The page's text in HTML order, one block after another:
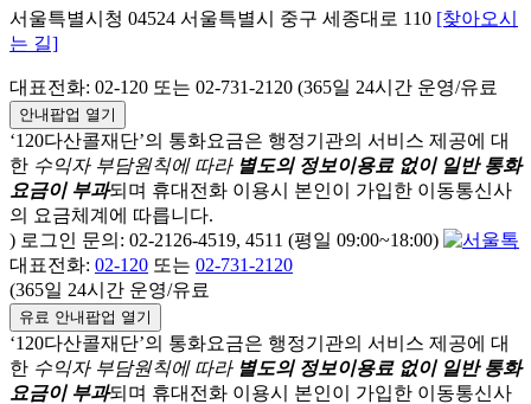
서울특별시청 04524 서울특별시 중구 세종대로 110 [찾아오시
는 길]
대표전화: 02-120 또는 02-731-2120 (365일 24시간 운영/유료
안내팝업 열기
‘120다산콜재단’의 통화요금은 행정기관의 서비스 제공에 대
한 수익자 부담원칙에 따라 별도의 정보이용료 없이 일반 통화
요금이 부과되며 휴대전화 이용시 본인이 가입한 이동통신사
의 요금체계에 따릅니다.
) 로그인 문의: 02-2126-4519, 4511 (평일 09:00~18:00)
대표전화: 02-120 또는 02-731-2120
(365일 24시간 운영/유료
유료 안내팝업 열기
‘120다산콜재단’의 통화요금은 행정기관의 서비스 제공에 대
한 수익자 부담원칙에 따라 별도의 정보이용료 없이 일반 통화
요금이 부과되며 휴대전화 이용시 본인이 가입한 이동통신사